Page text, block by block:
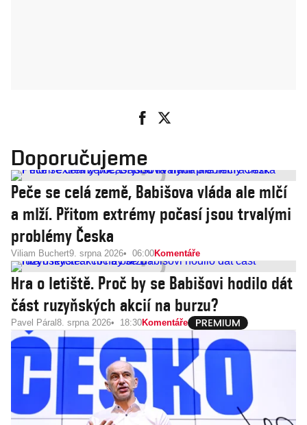
Doporučujeme
Peče se celá země, Babišova vláda ale mlčí
a mlží. Přitom extrémy počasí jsou trvalými
problémy Česka
Viliam Buchert9. srpna 2026 06:00Komentáře
Hra o letiště. Proč by se Babišovi hodilo dát
část ruzyňských akcií na burzu?
Pavel Páral 8. srpna 2026 18:30Komentáře